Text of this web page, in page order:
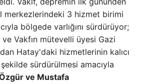
merkezlerindeki 3 hizmet birimi
bölgede varlığını sürdürüyor;
ve Vakfın mütevelli üyesi Gazi
Hatay'daki hizmetlerinin kalıcı
sürdürülmesi amacıyla
ve Mustafa